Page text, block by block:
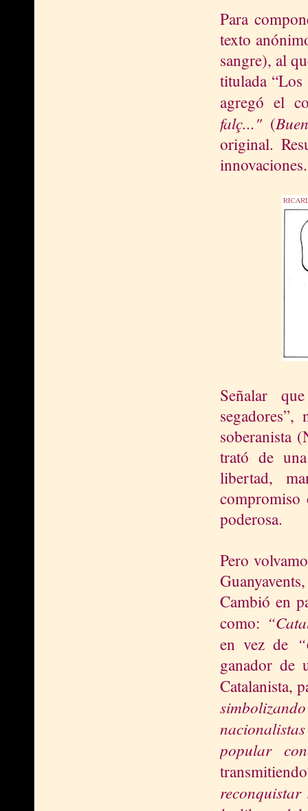
Para
texto
sangre), al
titulada “Los
agregó el
falç..." (
original.
innovaciones.
Señalar
soberanista
trató de
libertad,
compromiso
poderosa.
Pero
Cambió en
como:
en vez de
ganador de
Catalanista,
popular